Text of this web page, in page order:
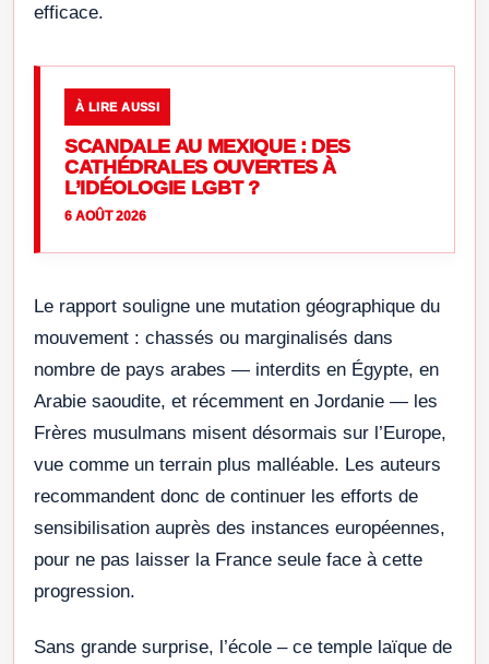
efficace.
À LIRE AUSSI
SCANDALE AU MEXIQUE : DES
CATHÉDRALES OUVERTES À
L’IDÉOLOGIE LGBT ?
6 AOÛT 2026
Le rapport souligne une mutation géographique du
mouvement : chassés ou marginalisés dans
nombre de pays arabes — interdits en Égypte, en
Arabie saoudite, et récemment en Jordanie — les
Frères musulmans misent désormais sur l’Europe,
vue comme un terrain plus malléable. Les auteurs
recommandent donc de continuer les efforts de
sensibilisation auprès des instances européennes,
pour ne pas laisser la France seule face à cette
progression.
Sans grande surprise, l’école – ce temple laïque de